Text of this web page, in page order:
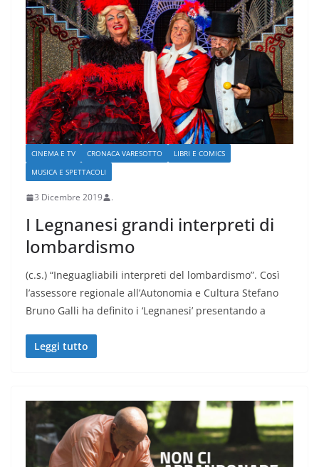
CINEMA E TV CRONACA VARESOTTO
LIBRI E COMICS
MUSICA E SPETTACOLI
3 Dicembre 2019 .
I Legnanesi grandi interpreti di
lombardismo
(c.s.) “Ineguagliabili interpreti del lombardismo”. Così
l’assessore regionale all’Autonomia e Cultura Stefano
Bruno Galli ha definito i ‘Legnanesi’ presentando a
Leggi tutto